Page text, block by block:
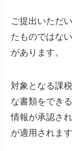
ご提出いただ
たものではな
があります。
対象となる課
な書類をでき
情報が承認さ
が適用されます